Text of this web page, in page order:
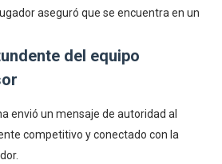
aseguró que se encuentra en un
del equipo
envió un mensaje de autoridad al
competitivo y conectado con la